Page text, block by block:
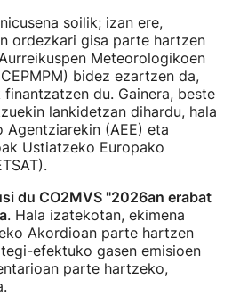
soilik; izan ere,
ordezkari gisa parte hartzen
Meteorologikoen
bidez ezartzen da,
du. Gainera, beste
lankidetzan dihardu, hala
Agentziarekin (AEE) eta
Ustiatzeko Europako
du CO2MVS "2026an erabat
. Hala izatekotan, ekimena
Akordioan parte hartzen
efektuko gasen emisioen
parte hartzeko,